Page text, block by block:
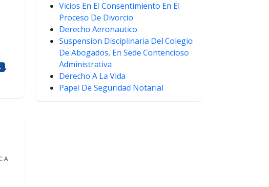
,
Vicios En El Consentimiento En El
Proceso De Divorcio
Derecho Aeronautico
Suspension Disciplinaria Del Colegio
De Abogados, En Sede Contencioso
Administrativa
Derecho A La Vida
Papel De Seguridad Notarial